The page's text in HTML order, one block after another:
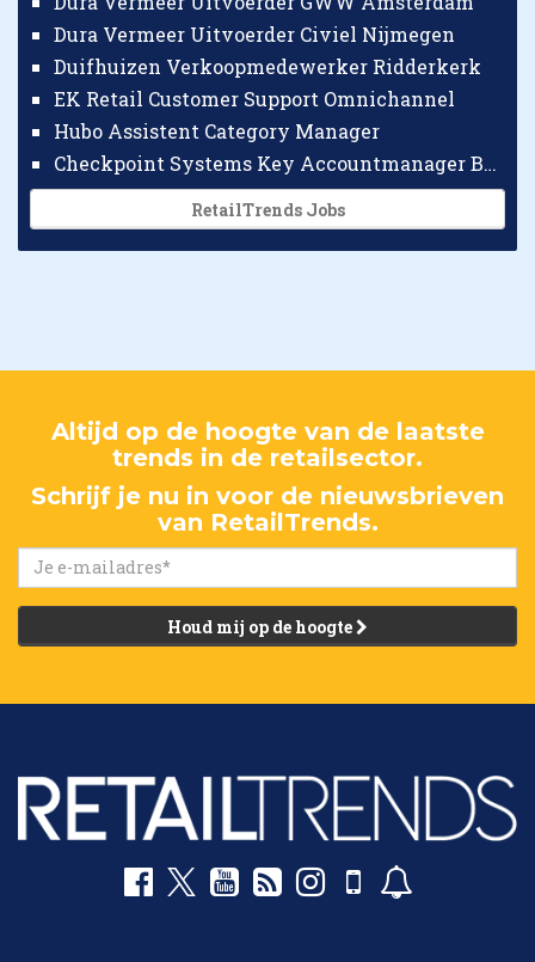
Dura Vermeer Uitvoerder Civiel Nijmegen
Duifhuizen Verkoopmedewerker Ridderkerk
EK Retail Customer Support Omnichannel
Hubo Assistent Category Manager
Checkpoint Systems Key Accountmanager Benelux
RetailTrends Jobs
Altijd op de hoogte van de laatste
trends in de retailsector.
Schrijf je nu in voor de nieuwsbrieven
van RetailTrends.
Houd mij op de hoogte